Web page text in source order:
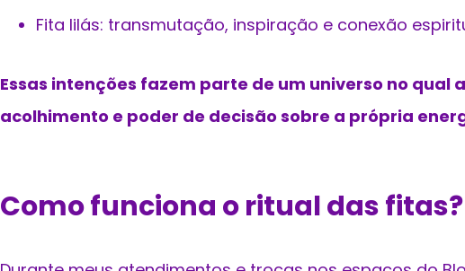
Fita lilás: transmutação, inspiração e conexão
Essas intenções fazem parte de um universo no qual
acolhimento e poder de decisão sobre a própria
Como funciona o ritual das fitas?